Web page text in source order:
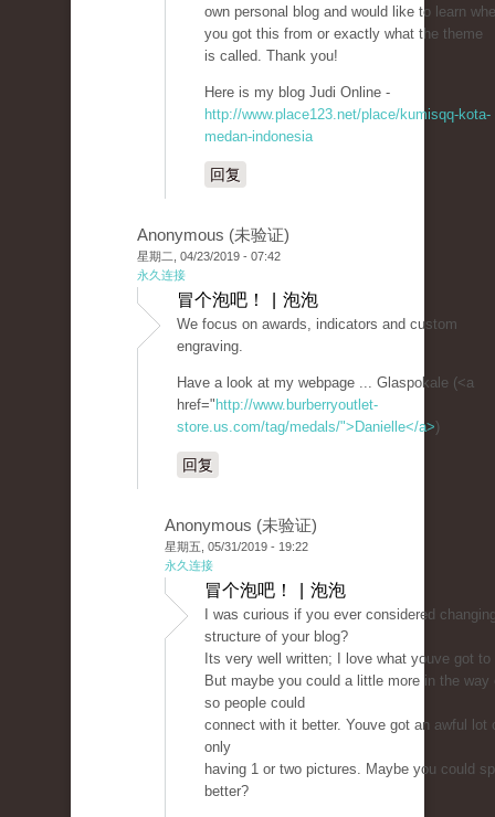
own personal blog and would like to learn
you got this from or exactly what the theme
is called. Thank you!
Here is my blog Judi Online -
http://www.place123.net/place/kumisqq-kota-
medan-indonesia
回复
Anonymous (未验证)
星期二, 04/23/2019 - 07:42
永久连接
冒个泡吧！ | 泡泡
We focus on awards, indicators and custom
engraving.
Have a look at my webpage ... Glaspokale (<a
href=" http://www.burberryoutlet-
store.us.com/tag/medals/">Danielle</a>)
回复
Anonymous (未验证)
星期五, 05/31/2019 - 19:22
永久连接
冒个泡吧！ | 泡泡
I was curious if you ever considered
structure of your blog?
Its very well written; I love what youve got to
But maybe you could a little more in the way
so people could
connect with it better. Youve got an awful lot
only
having 1 or two pictures. Maybe you could
better?